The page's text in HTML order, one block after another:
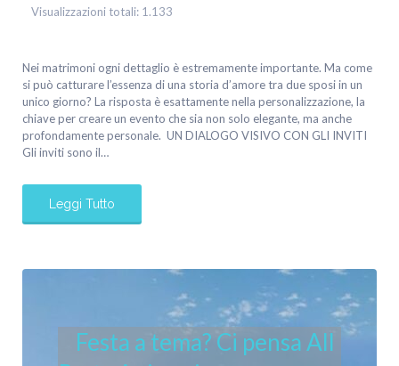
Visualizzazioni totali: 1.133
Nei matrimoni ogni dettaglio è estremamente importante. Ma come
si può catturare l’essenza di una storia d’amore tra due sposi in un
unico giorno? La risposta è esattamente nella personalizzazione, la
chiave per creare un evento che sia non solo elegante, ma anche
profondamente personale. UN DIALOGO VISIVO CON GLI INVITI
Gli inviti sono il…
Leggi Tutto
Festa a tema? Ci pensa All